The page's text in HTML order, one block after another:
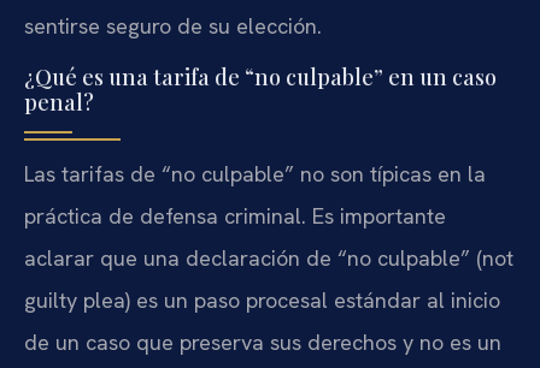
sentirse seguro de su elección.
¿Qué es una tarifa de “no culpable” en un caso
penal?
Las tarifas de “no culpable” no son típicas en la
práctica de defensa criminal. Es importante
aclarar que una declaración de “no culpable” (not
guilty plea) es un paso procesal estándar al inicio
de un caso que preserva sus derechos y no es un